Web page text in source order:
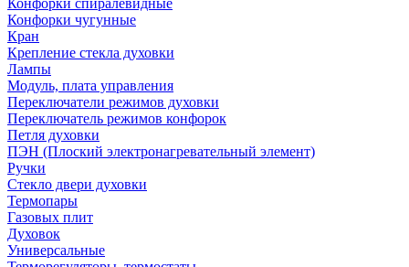
Конфорки спиралевидные
Конфорки чугунные
Кран
Крепление стекла духовки
Лампы
Модуль, плата управления
Переключатели режимов духовки
Переключатель режимов конфорок
Петля духовки
ПЭН (Плоский электронагревательный элемент)
Ручки
Стекло двери духовки
Термопары
Газовых плит
Духовок
Универсальные